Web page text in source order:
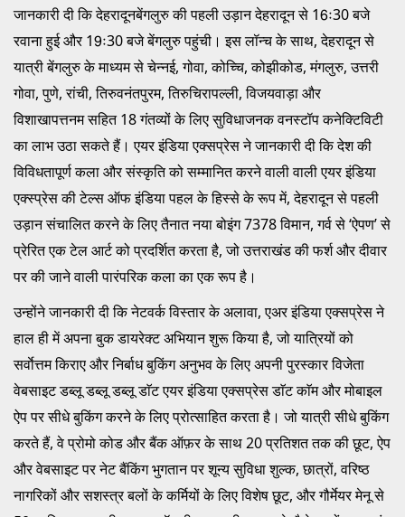
जानकारी दी कि देहरादूनबेंगलुरु की पहली उड़ान देहरादून से 16ः30 बजे
रवाना हुई और 19ः30 बजे बेंगलुरु पहुंची। इस लॉन्च के साथ, देहरादून से
यात्री बेंगलुरु के माध्यम से चेन्नई, गोवा, कोच्चि, कोझीकोड, मंगलुरु, उत्तरी
गोवा, पुणे, रांची, तिरुवनंतपुरम, तिरुचिरापल्ली, विजयवाड़ा और
विशाखापत्तनम सहित 18 गंतव्यों के लिए सुविधाजनक वनस्टॉप कनेक्टिविटी
का लाभ उठा सकते हैं। एयर इंडिया एक्सप्रेस ने जानकारी दी कि देश की
विविधतापूर्ण कला और संस्कृति को सम्मानित करने वाली वाली एयर इंडिया
एक्स्प्रेस की टेल्स ऑफ इंडिया पहल के हिस्से के रूप में, देहरादून से पहली
उड़ान संचालित करने के लिए तैनात नया बोइंग 7378 विमान, गर्व से ‘ऐपण’ से
प्रेरित एक टेल आर्ट को प्रदर्शित करता है, जो उत्तराखंड की फर्श और दीवार
पर की जाने वाली पारंपरिक कला का एक रूप है।
उन्होंने जानकारी दी कि नेटवर्क विस्तार के अलावा, एअर इंडिया एक्सप्रेस ने
हाल ही में अपना बुक डायरेक्ट अभियान शुरू किया है, जो यात्रियों को
सर्वाेत्तम किराए और निर्बाध बुकिंग अनुभव के लिए अपनी पुरस्कार विजेता
वेबसाइट डब्लू डब्लू डब्लू डाॅट एयर इंडिया एक्सप्रेस डाॅट काॅम और मोबाइल
ऐप पर सीधे बुकिंग करने के लिए प्रोत्साहित करता है। जो यात्री सीधे बुकिंग
करते हैं, वे प्रोमो कोड और बैंक ऑफ़र के साथ 20 प्रतिशत तक की छूट, ऐप
और वेबसाइट पर नेट बैंकिंग भुगतान पर शून्य सुविधा शुल्क, छात्रों, वरिष्ठ
नागरिकों और सशस्त्र बलों के कर्मियों के लिए विशेष छूट, और गौर्मेयर मेनू से